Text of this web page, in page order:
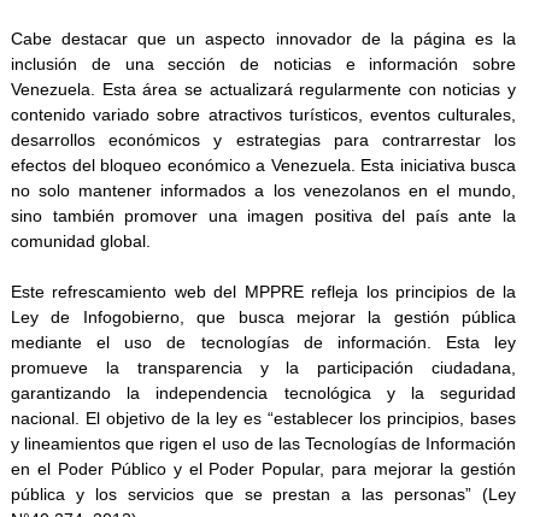
Cabe destacar que un aspecto innovador de la página es la
inclusión de una sección de noticias e información sobre
Venezuela. Esta área se actualizará regularmente con noticias y
contenido variado sobre atractivos turísticos, eventos culturales,
desarrollos económicos y estrategias para contrarrestar los
efectos del bloqueo económico a Venezuela. Esta iniciativa busca
no solo mantener informados a los venezolanos en el mundo,
sino también promover una imagen positiva del país ante la
comunidad global.
Este refrescamiento web del MPPRE refleja los principios de la
Ley de Infogobierno, que busca mejorar la gestión pública
mediante el uso de tecnologías de información. Esta ley
promueve la transparencia y la participación ciudadana,
garantizando la independencia tecnológica y la seguridad
nacional. El objetivo de la ley es “establecer los principios, bases
y lineamientos que rigen el uso de las Tecnologías de Información
en el Poder Público y el Poder Popular, para mejorar la gestión
pública y los servicios que se prestan a las personas” (Ley